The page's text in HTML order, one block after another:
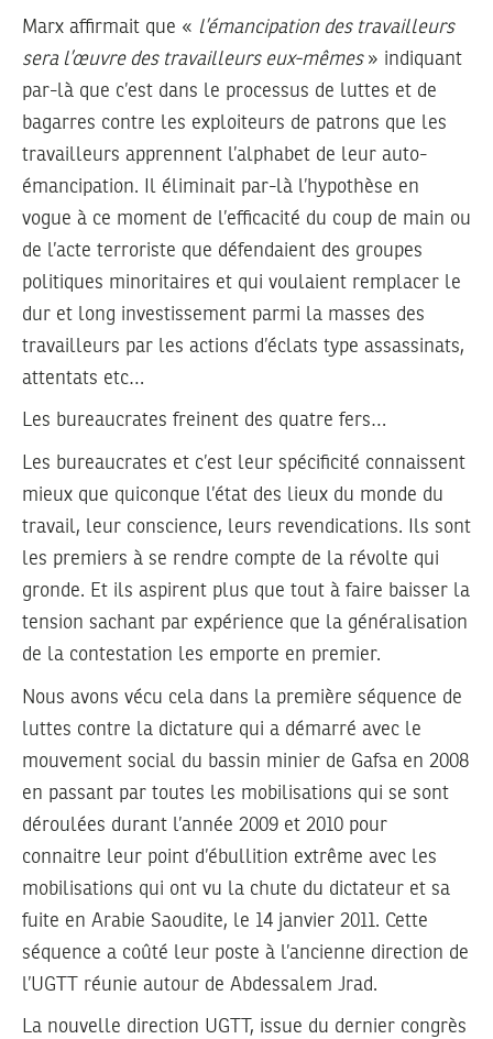
Marx affirmait que « l’émancipation des travailleurs
sera l’œuvre des travailleurs eux-mêmes » indiquant
par-là que c’est dans le processus de luttes et de
bagarres contre les exploiteurs de patrons que les
travailleurs apprennent l’alphabet de leur auto-
émancipation. Il éliminait par-là l’hypothèse en
vogue à ce moment de l’efficacité du coup de main ou
de l’acte terroriste que défendaient des groupes
politiques minoritaires et qui voulaient remplacer le
dur et long investissement parmi la masses des
travailleurs par les actions d’éclats type assassinats,
attentats etc…
Les bureaucrates freinent des quatre fers…
Les bureaucrates et c’est leur spécificité connaissent
mieux que quiconque l’état des lieux du monde du
travail, leur conscience, leurs revendications. Ils sont
les premiers à se rendre compte de la révolte qui
gronde. Et ils aspirent plus que tout à faire baisser la
tension sachant par expérience que la généralisation
de la contestation les emporte en premier.
Nous avons vécu cela dans la première séquence de
luttes contre la dictature qui a démarré avec le
mouvement social du bassin minier de Gafsa en 2008
en passant par toutes les mobilisations qui se sont
déroulées durant l’année 2009 et 2010 pour
connaitre leur point d’ébullition extrême avec les
mobilisations qui ont vu la chute du dictateur et sa
fuite en Arabie Saoudite, le 14 janvier 2011. Cette
séquence a coûté leur poste à l’ancienne direction de
l’UGTT réunie autour de Abdessalem Jrad.
La nouvelle direction UGTT, issue du dernier congrès